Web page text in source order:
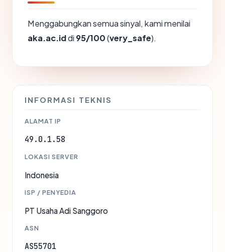
Menggabungkan semua sinyal, kami menilai
aka.ac.iddi 95/100(very_safe).
INFORMASI TEKNIS
ALAMAT IP
49.0.1.58
LOKASI SERVER
Indonesia
ISP / PENYEDIA
PT Usaha Adi Sanggoro
ASN
AS55701